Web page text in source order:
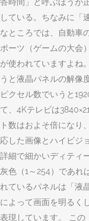
している。ちなみに「
なところでは、自動車
ポーツ（ゲームの大会
が使われていますよね
うと液晶パネルの解像
ピクセル数でいうと
て、4Kテレビは
ト数はおよそ倍になり
応した画像とハイビジ
詳細で細かいディティ
灰色（1～254）であれ
れているパネルは「液
によって画面を明るく
表現しています。 この